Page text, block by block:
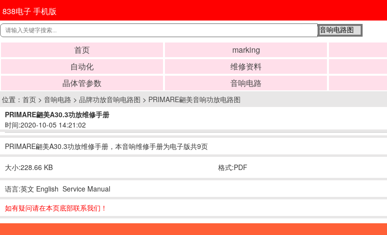
838电子 手机版
首页 marking
自动化
维修资料
晶体管参数
音响电路
位置： 首页 > 音响电路 > 品牌功放音响电路图 > PRIMARE翩美音响功放电路图
PRIMARE翩美A30.3功放维修手册
时间:2020-10-05 14:21:02
PRIMARE翩美A30.3功放维修手册，本音响维修手册为电子版共9页
大小:228.66 KB 格式:PDF
语言:英文 English Service Manual
如有疑问请在本页底部联系我们！